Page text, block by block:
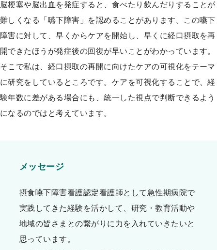
脳梗塞や脳出血を発症すると、食べたり飲んだりすることが
難しくなる「嚥下障害」を認めることがあります。この嚥下
障害に対して、早くからケアを開始し、早くに経口摂取を再
開できたほうが発症後の回復が早いことがわかっています。
そこで私は、経口摂取の再開に向けたケアの可視化をテーマ
に研究をしているところです。ケアを可視化することで、経
験年数に差がある場合にも、統一した視点で判断できるよう
になるのではと考えています。
メッセージ
摂食嚥下障害看護認定看護師として急性期病院で
実践してきた経験を活かして、研究・教育活動や
地域の皆さまとの繋がりに力を入れていきたいと
思っています。